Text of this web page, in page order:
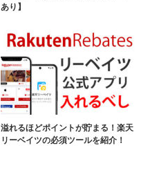
あり】
溢れるほどポイントが貯まる！楽天
リーベイツの必須ツールを紹介！